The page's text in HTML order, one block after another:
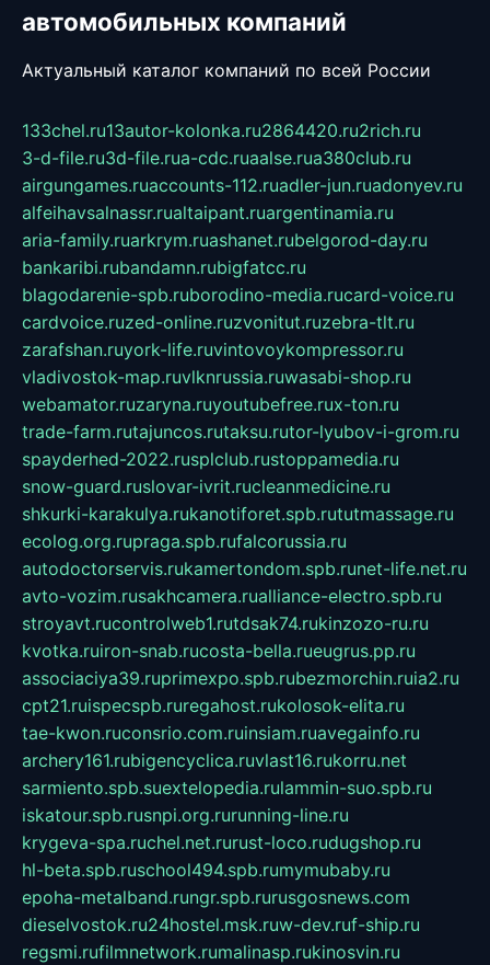
автомобильных компаний
Актуальный каталог компаний по всей России
133chel.ru13autor-kolonka.ru2864420.ru2rich.ru
3-d-file.ru3d-file.rua-cdc.ruaalse.rua380club.ru
airgungames.ruaccounts-112.ruadler-jun.ruadonyev.ru
alfeihavsalnassr.rualtaipant.ruargentinamia.ru
aria-family.ruarkrym.ruashanet.rubelgorod-day.ru
bankaribi.rubandamn.rubigfatcc.ru
blagodarenie-spb.ruborodino-media.rucard-voice.ru
cardvoice.ruzed-online.ruzvonitut.ruzebra-tlt.ru
zarafshan.ruyork-life.ruvintovoykompressor.ru
vladivostok-map.ruvlknrussia.ruwasabi-shop.ru
webamator.ruzaryna.ruyoutubefree.rux-ton.ru
trade-farm.rutajuncos.rutaksu.rutor-lyubov-i-grom.ru
spayderhed-2022.rusplclub.rustoppamedia.ru
snow-guard.ruslovar-ivrit.rucleanmedicine.ru
shkurki-karakulya.rukanotiforet.spb.rututmassage.ru
ecolog.org.rupraga.spb.rufalcorussia.ru
autodoctorservis.rukamertondom.spb.runet-life.net.ru
avto-vozim.rusakhcamera.rualliance-electro.spb.ru
stroyavt.rucontrolweb1.rutdsak74.rukinzozo-ru.ru
kvotka.ruiron-snab.rucosta-bella.rueugrus.pp.ru
associaciya39.ruprimexpo.spb.rubezmorchin.ruia2.ru
cpt21.ruispecspb.ruregahost.rukolosok-elita.ru
tae-kwon.ruconsrio.com.ruinsiam.ruavegainfo.ru
archery161.rubigencyclica.ruvlast16.rukorru.net
sarmiento.spb.suextelopedia.rulammin-suo.spb.ru
iskatour.spb.rusnpi.org.rurunning-line.ru
krygeva-spa.ruchel.net.rurust-loco.rudugshop.ru
hl-beta.spb.ruschool494.spb.rumymubaby.ru
epoha-metalband.rungr.spb.rurusgosnews.com
dieselvostok.ru24hostel.msk.ruw-dev.ruf-ship.ru
regsmi.rufilmnetwork.rumalinasp.rukinosvin.ru